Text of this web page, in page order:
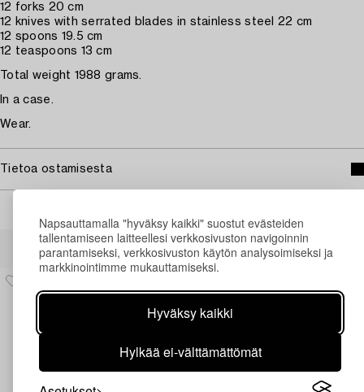
Napsauttamalla "hyväksy kaikki" suostut evästeiden
tallentamiseen laitteellesi verkkosivuston navigoinnin
parantamiseksi, verkkosivuston käytön analysoimiseksi ja
markkinointimme mukauttamiseksi.
Hyväksy kaikki
Hylkää ei-välttämättömät
12 forks 20 cm
12 knives with serrated blades in stainless steel 22 cm
12 spoons 19.5 cm
12 teaspoons 13 cm
Total weight 1988 grams.
In a case.
Wear.
Tietoa ostamisesta
Muiden katsomia kohteita